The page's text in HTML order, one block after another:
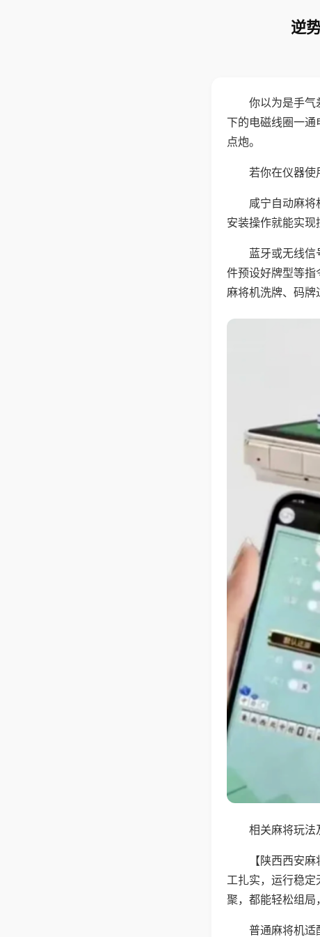
逆
你以为是手气
下的电磁线圈一通
点炮。
若你在仪器使
咸宁自动麻
安装操作就能实现
蓝牙或无线
件预设好牌型等
麻将机洗牌、码牌
相关麻将玩法
【陕西西安
工扎实，运行稳
聚，都能轻松组局
普通麻将机适